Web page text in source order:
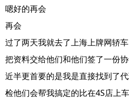
嗯好的再会
再会
过了两天我就去了上海上牌网轿车
把资料交给他们和他们签了一份
近半更首要的是我是直接找到了
检他们会帮我搞定的比在4S店上